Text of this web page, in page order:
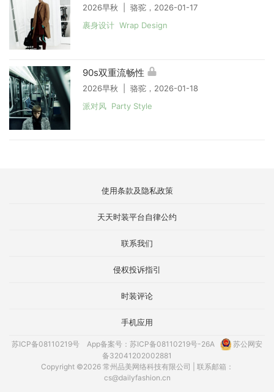
2026早秋 | 骆驼，2026-01-17
裹身设计 Wrap Design
90s双重流畅性
2026早秋 | 骆驼，2026-01-18
派对风 Party Style
使用条款及隐私政策
天天时装平台自律公约
联系我们
侵权投诉指引
时装评论
手机应用
苏ICP备08110219号 App备案号：苏ICP备08110219号-26A
苏公网安
备32041202002881
Copyright ©2026 常州品美网络科技有限公司 | 联系邮箱：
cs@dailyfashion.cn